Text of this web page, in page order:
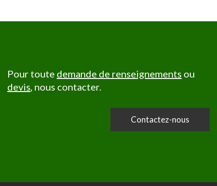
Pour toute demande de renseignements ou
devis, nous contacter.
Contactez-nous